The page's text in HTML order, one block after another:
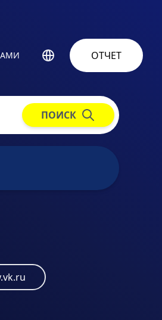
ОТЧЕТ
ПОИСК